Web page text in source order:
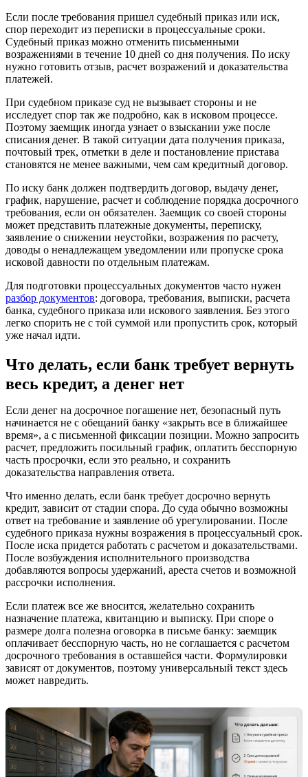
Если после требования пришел судебный приказ или иск,
спор переходит из переписки в процессуальные сроки.
Судебный приказ можно отменить письменными
возражениями в течение 10 дней со дня получения. По иску
нужно готовить отзыв, расчет возражений и доказательства
платежей.
При судебном приказе суд не вызывает стороны и не
исследует спор так же подробно, как в исковом процессе.
Поэтому заемщик иногда узнает о взыскании уже после
списания денег. В такой ситуации дата получения приказа,
почтовый трек, отметки в деле и постановление пристава
становятся не менее важными, чем сам кредитный договор.
По иску банк должен подтвердить договор, выдачу денег,
график, нарушение, расчет и соблюдение порядка досрочного
требования, если он обязателен. Заемщик со своей стороны
может представить платежные документы, переписку,
заявление о снижении неустойки, возражения по расчету,
доводы о ненадлежащем уведомлении или пропуске срока
исковой давности по отдельным платежам.
Для подготовки процессуальных документов часто нужен
разбор документов: договора, требования, выписки, расчета
банка, судебного приказа или искового заявления. Без этого
легко спорить не с той суммой или пропустить срок, который
уже начал идти.
Что делать, если банк требует вернуть
весь кредит, а денег нет
Если денег на досрочное погашение нет, безопасный путь
начинается не с обещаний банку «закрыть все в ближайшее
время», а с письменной фиксации позиции. Можно запросить
расчет, предложить посильный график, оплатить бесспорную
часть просрочки, если это реально, и сохранить
доказательства направления ответа.
Что именно делать, если банк требует досрочно вернуть
кредит, зависит от стадии спора. До суда обычно возможны
ответ на требование и заявление об урегулировании. После
судебного приказа нужны возражения в процессуальный срок.
После иска придется работать с расчетом и доказательствами.
После возбуждения исполнительного производства
добавляются вопросы удержаний, ареста счетов и возможной
рассрочки исполнения.
Если платеж все же вносится, желательно сохранить
назначение платежа, квитанцию и выписку. При споре о
размере долга полезна оговорка в письме банку: заемщик
оплачивает бесспорную часть, но не соглашается с расчетом
досрочного требования в оставшейся части. Формулировки
зависят от документов, поэтому универсальный текст здесь
может навредить.